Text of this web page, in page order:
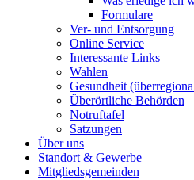
Formulare
Ver- und Entsorgung
Online Service
Interessante Links
Wahlen
Gesundheit
Überörtliche Behörden
Notruftafel
Satzungen
Über uns
Standort & Gewerbe
Mitgliedsgemeinden